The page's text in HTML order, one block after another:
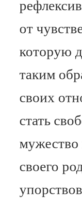
от
которую
таким
своих
стать
мужество
своего